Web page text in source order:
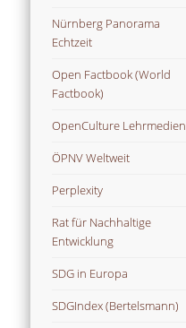
Nürnberg Panorama
Echtzeit
Open Factbook (World
Factbook)
OpenCulture Lehrmedien
ÖPNV Weltweit
Perplexity
Rat für Nachhaltige
Entwicklung
SDG in Europa
SDGIndex (Bertelsmann)